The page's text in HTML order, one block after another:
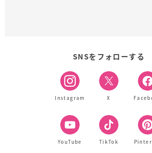
SNSをフォローする
Instagram X
YouTube TikTok